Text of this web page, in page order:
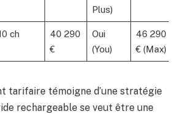
Plus)
ch
40 290
€
Oui
(You)
46 290
€ (Max)
tarifaire témoigne d’une stratégie
rechargeable se veut être une